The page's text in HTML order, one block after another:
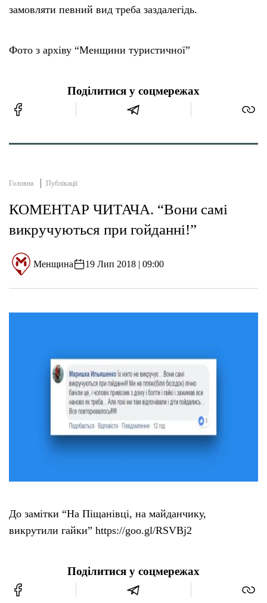
замовляти певний вид треба заздалегідь.
Фото з архіву “Менщини туристичної”
Поділитися у соцмережах
Головна Публікації
КОМЕНТАР ЧИТАЧА. “Вони самі
викручуються при гойданні!”
Менщина 19 Лип 2018 | 09:00
До замітки “На Пiщанiвцi, на майданчику,
викрутили гайки” https://goo.gl/RSVBj2
Поділитися у соцмережах